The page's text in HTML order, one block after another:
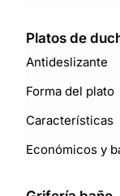
Platos de
Antideslizante
Forma del plato
Características
Económicos y